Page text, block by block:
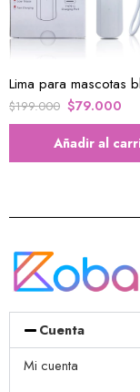
Lima para mascotas
$199.000 $79.000
Añadir al
Cuenta
Mi cuenta